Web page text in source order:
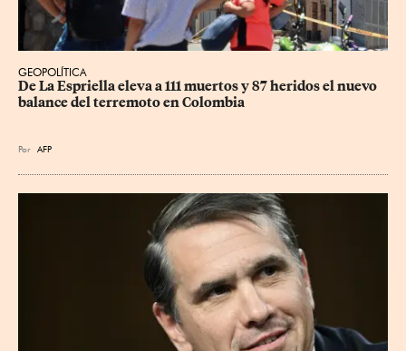
GEOPOLÍTICA
De La Espriella eleva a 111 muertos y 87 heridos el nuevo
balance del terremoto en Colombia
Por AFP